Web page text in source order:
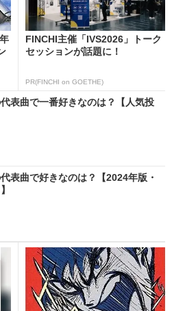
FINCHI主催「IVS2026」トーク
セッションが話題に！
PR(FINCHI on GOETHE)
代表曲で一番好きなのは？【人気投
代表曲で好きなのは？【2024年版・